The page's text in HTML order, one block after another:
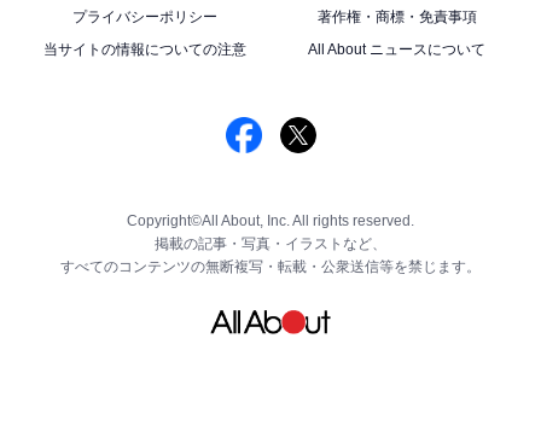
プライバシーポリシー
著作権・商標・免責事項
当サイトの情報についての注意
All About ニュースについて
Copyright©All About, Inc. All rights reserved.
掲載の記事・写真・イラストなど、
すべてのコンテンツの無断複写・転載・公衆送信等を禁じます。